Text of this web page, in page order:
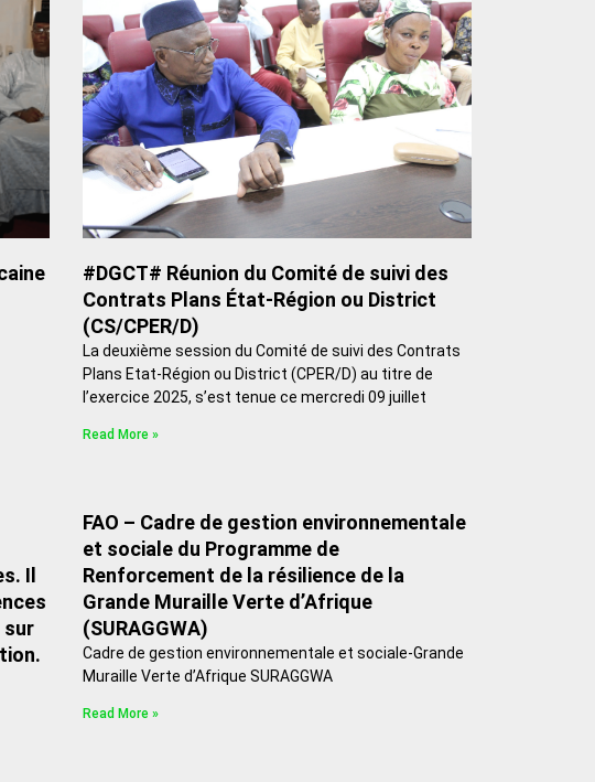
#DGCT# Réunion du Comité de suivi des
Contrats Plans État-Région ou District
(CS/CPER/D)
La deuxième session du Comité de suivi des Contrats
Plans Etat-Région ou District (CPER/D) au titre de
l’exercice 2025, s’est tenue ce mercredi 09 juillet
Read More »
Il
sur
FAO – Cadre de gestion environnementale
et sociale du Programme de
Renforcement de la résilience de la
Grande Muraille Verte d’Afrique
(SURAGGWA)
Cadre de gestion environnementale et sociale-Grande
Muraille Verte d’Afrique SURAGGWA
Read More »